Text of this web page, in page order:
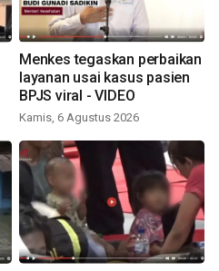
Menkes tegaskan perbaikan
layanan usai kasus pasien
BPJS viral - VIDEO
Kamis, 6 Agustus 2026